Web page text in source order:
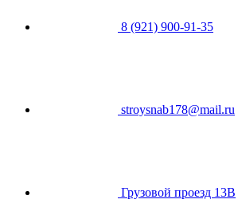
8 (921) 900-91-35
stroysnab178@mail.ru
Грузовой проезд 13В